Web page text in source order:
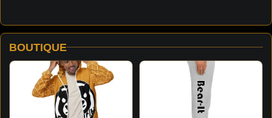
BOUTIQUE